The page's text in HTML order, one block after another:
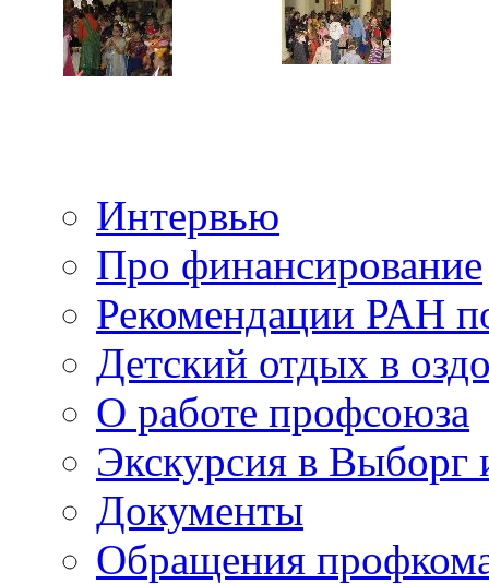
Интервью
Про финансирование
Рекомендации РАН
Детский отдых в
О работе профсоюза
Экскурсия в Выборг
Документы
Обращения